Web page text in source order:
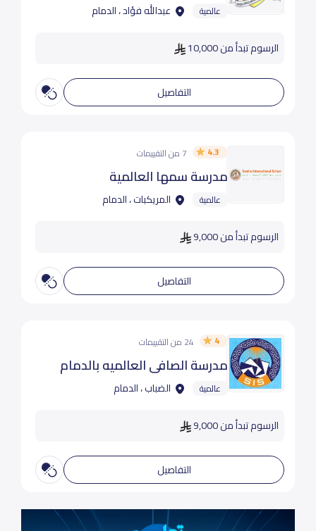
عالمية عبدالله فؤاد ، الدمام
الرسوم تبدأ من 10,000
التفاصيل
4.3 7 من التقييمات
مدرسة سمها العالمية
عالمية المريكبات ، الدمام
الرسوم تبدأ من 9,000
التفاصيل
4 24 من التقييمات
مدرسة الصافي العالميه بالدمام
عالمية الضباب ، الدمام
الرسوم تبدأ من 9,000
التفاصيل